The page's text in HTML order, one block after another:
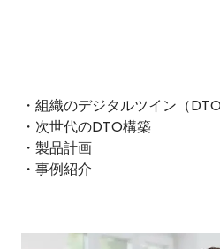
・組織のデジタルツイン（DTO
・次世代のDTO構築
・製品計画
・事例紹介